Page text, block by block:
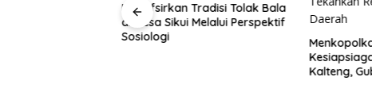
Menafsirkan Tradisi Tolak Bala
di Desa Sikui Melalui Perspektif
Sosiologi
Kalteng,